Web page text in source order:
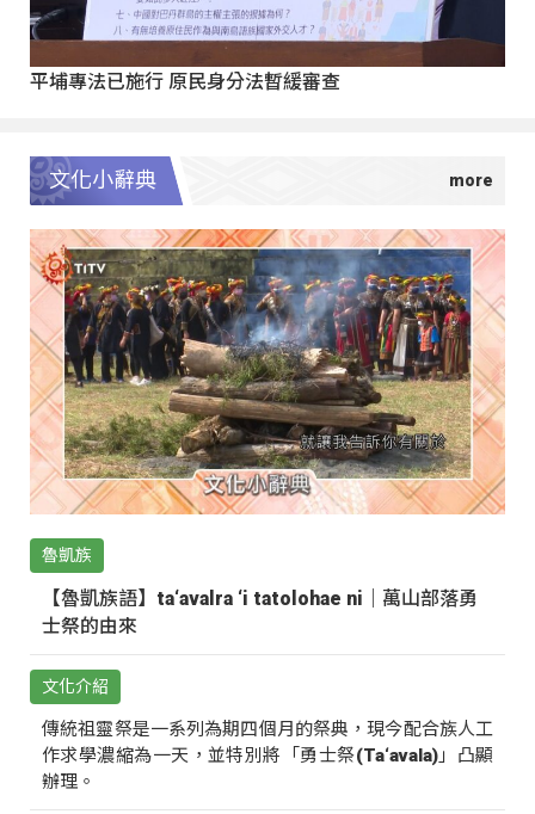
平埔專法已施行 原民身分法暫緩審查
文化小辭典
魯凱族
【魯凱族語】ta‘avalra ‘i tatolohae ni｜萬山部落勇
士祭的由來
文化介紹
傳統祖靈祭是一系列為期四個月的祭典，現今配合族人工
作求學濃縮為一天，並特別將「勇士祭(Ta‘avala)」凸顯
辦理。